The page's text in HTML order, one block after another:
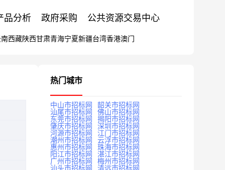
品分析 政府采购 公共资源交易中心
西藏陕西甘肃青海宁夏新疆台湾香港澳门
热门城市
中山市招标网
韶关市招标网
汕尾市招标网
佛山市招标网
东莞市招标网
揭阳市招标网
肇庆市招标网
深圳市招标网
河源市招标网
江门市招标网
潮州市招标网
云浮市招标网
惠州市招标网
珠海市招标网
阳江市招标网
湛江市招标网
广州市招标网
梅州市招标网
汕头市招标网
清远市招标网